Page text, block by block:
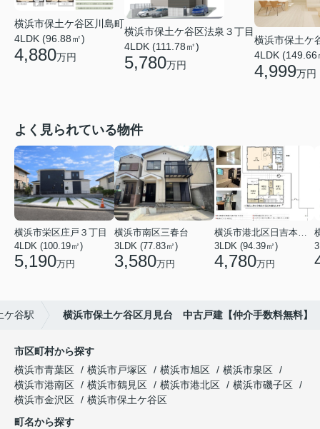
横浜市保土ケ谷区川島町
4LDK (96.88㎡)
4,880万円
横浜市保土ケ谷区法泉３丁目
4LDK (111.78㎡)
5,780万円
横浜市保土ケ
4LDK (149.66
4,999万円
よく見られている物件
横浜市栄区庄戸３丁目
4LDK (100.19㎡)
5,190万円
横浜市南区三春台
3LDK (77.83㎡)
3,580万円
横浜市港北区日吉本町６丁目
3LDK (94.39㎡)
4,780万円
ケ谷駅 横浜市保土ケ谷区月見台 中古戸建【仲介手数料無料】
市区町村から探す
横浜市青葉区
横浜市戸塚区 横浜市旭区
横浜市泉区
横浜市港南区
横浜市鶴見区 横浜市港北区
横浜市磯子区
横浜市金沢区
横浜市保土ケ谷区
町名から探す